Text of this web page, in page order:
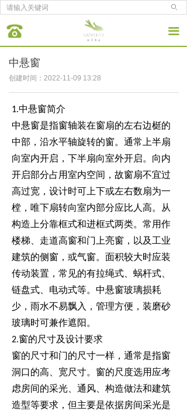
ꄙ
끀
1.中悬窗简介
中悬窗是指窗轴装在窗扇的左右边梃的
中部，沿水平轴旋转的窗。通常上半扇
向室内开启，下半扇向室外开启。向内
开启部分占用室内空间，故窗扇不宜过
高过宽，设计时可上下或左右数扇为一
樘，唯下扇转向室内部分应比人高。从
构造上分靠框式和进框式两类。常用作
楼梯、走道高窗和门上亮窗，以及工业
建筑的侧窗，或气窗。面积较大时应装
传动装置，常见的有拉绳式、蜗杆式、
链盘式、电动式等。中悬窗玻璃损耗
少，雨水不易飘入，管理方便，装磨砂
玻璃时可兼作遮阳。
2.窗的尺寸及设计要求
窗的尺寸和门的尺寸一样，通常是指窗
洞口的高、宽尺寸。窗的尺度选用应考
虑房间的采光、通风、构造做法和建筑
造型等要求，但主要是依据房间采光是
创建时间： 2022-11-09 13:28
中悬窗